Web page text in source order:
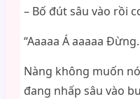
– Bố đút sâu vào rồi
“Aaaaa Á aaaaa
Nàng không muốn
đang nhấp sâu vào